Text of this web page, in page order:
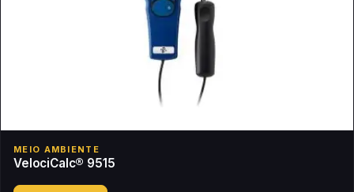
MEIO AMBIENTE
VelociCalc® 9515